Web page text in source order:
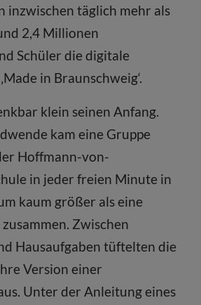
inzwischen täglich mehr als
2,4 Millionen
Schüler die digitale
in Braunschweig‘.
klein seinen Anfang.
kam eine Gruppe
Hoffmann-von-
in jeder freien Minute in
kaum größer als eine
Zwischen
Hausaufgaben tüftelten die
Version einer
Unter der Anleitung eines